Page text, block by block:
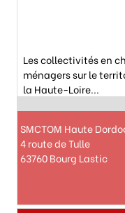
Les collectivités en
ménagers sur le
la Haute-Loire...
SMCTOM Haute
4 route de Tulle
63760 Bourg Lastic